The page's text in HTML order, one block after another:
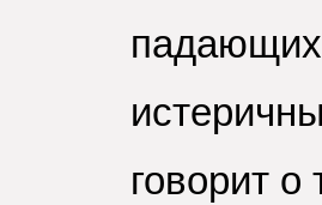
говорит